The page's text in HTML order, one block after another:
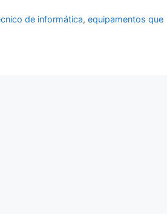
de informática,equipamentos que